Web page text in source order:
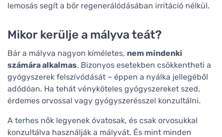
lemosás segít a bőr regenerálódásában irritáció nélkül.
Mikor kerülje a mályva teát?
Bár a mályva nagyon kíméletes, nem mindenki
számára alkalmas. Bizonyos esetekben csökkentheti a
gyógyszerek felszívódását – éppen a nyálka jellegéből
adódóan. Ha tehát vényköteles gyógyszereket szed,
érdemes orvossal vagy gyógyszerésszel konzultálni.
A terhes nők legyenek óvatosak, és csak orvosukkal
konzultálva használják a mályvát. És mint minden